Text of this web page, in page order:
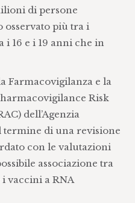
di persone
osservato più tra i
i 16 e i 19 anni che in
Farmacovigilanza e la
Risk
dell’Agenzia
termine di una revisione
con le valutazioni
associazione tra
vaccini a RNA